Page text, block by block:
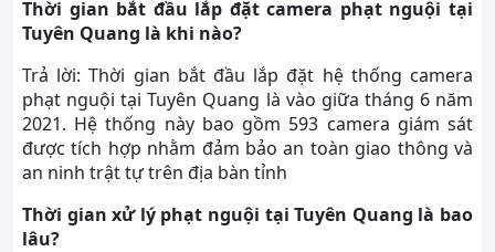
Thời gian bắt đầu lắp đặt camera phạt nguội tại
Tuyên Quang là khi nào?
Trả lời: Thời gian bắt đầu lắp đặt hệ thống camera
phạt nguội tại Tuyên Quang là vào giữa tháng 6 năm
2021. Hệ thống này bao gồm 593 camera giám sát
được tích hợp nhằm đảm bảo an toàn giao thông và
an ninh trật tự trên địa bàn tỉnh
Thời gian xử lý phạt nguội tại Tuyên Quang là bao
lâu?